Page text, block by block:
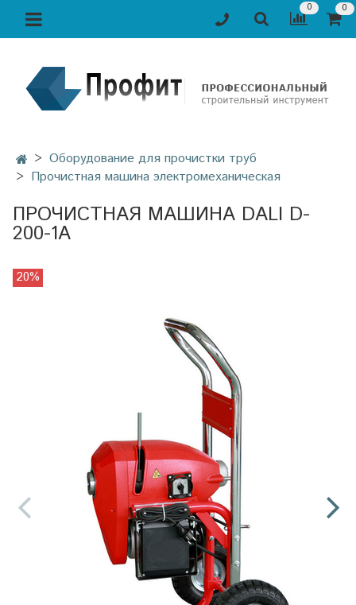
0 0
Оборудование для прочистки труб
Прочистная машина электромеханическая
ПРОЧИСТНАЯ МАШИНА DALI D-
200-1A
20%